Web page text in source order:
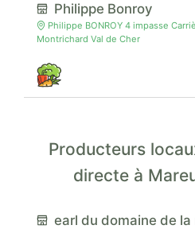
Philippe Bonroy
Philippe BONROY 4 impasse
Montrichard Val de Cher
Producteurs
directe à
earl du domaine de la